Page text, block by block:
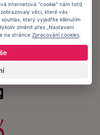
kontaktu.
internetová "cookie" nám totiž
věci, které vás
který vyjádříte kliknutím
změnit přes „Nastavení
na stránce Zpracování cookies